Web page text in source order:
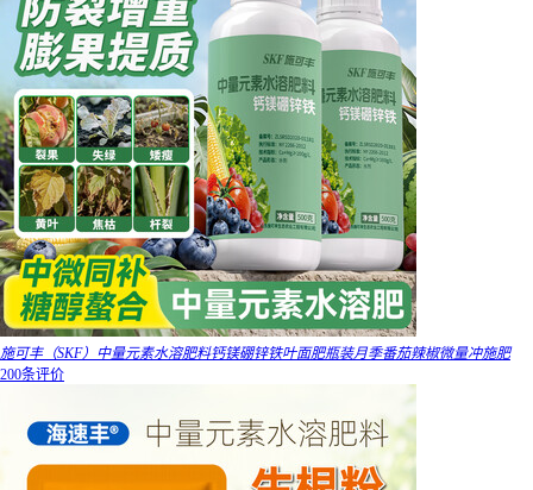
施可丰（SKF）中量元素水溶肥料钙镁硼锌铁叶面肥瓶装月季番茄辣椒微量冲施肥
200条评价